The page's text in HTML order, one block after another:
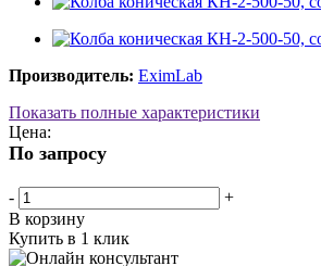
Производитель: EximLab
Показать полные характеристики
Цена:
По запросу
-
+
В корзину
Купить в 1 клик